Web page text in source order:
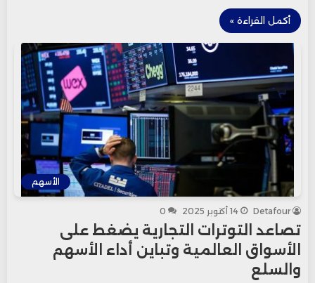
أكمل القراءة »
الأسهم
Detafour 14 أكتوبر 2025 0
تصاعد التوترات التجارية يضغط على
الأسواق العالمية وتباين أداء الأسهم
والسلع